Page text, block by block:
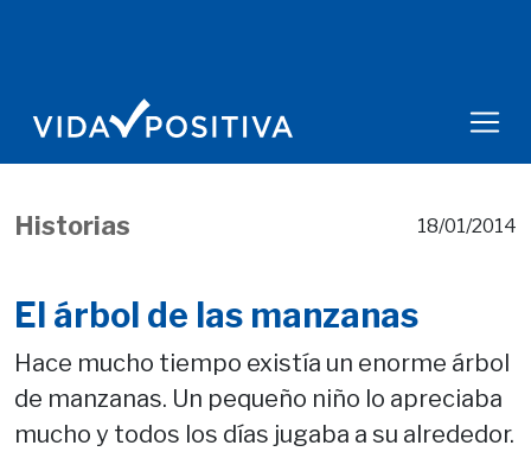
Historias 18/01/2014
El árbol de las manzanas
Hace mucho tiempo existía un enorme árbol
de manzanas. Un pequeño niño lo apreciaba
mucho y todos los días jugaba a su alrededor.